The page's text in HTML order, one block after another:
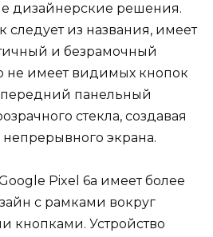
дизайнерские решения.
следует из названия, имеет
и безрамочный
не имеет видимых кнопок
передний панельный
стекла, создавая
экрана.
Pixel 6a имеет более
с рамками вокруг
кнопками. Устройство